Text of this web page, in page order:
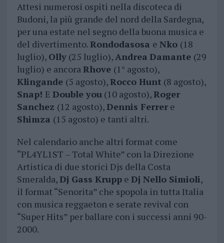
Attesi numerosi ospiti nella discoteca di
Budoni, la più grande del nord della Sardegna,
per una estate nel segno della buona musica e
del divertimento.Rondodasosa e Nko (18
luglio), Olly(25 luglio),Andrea Damante (29
luglio) e ancoraRhove (1° agosto),
Klingande (5 agosto),Rocco Hunt (8 agosto),
Snap! E Double you(10 agosto),Roger
Sanchez (12 agosto),Dennis Ferrere
Shimza (15 agosto) e tanti altri.
Nel calendario anche altri format come
“PL4YL1ST – Total White” con la Direzione
Artistica di due storici Djs della Costa
Smeralda,Dj Gass Kruppe Dj Nello Simioli,
il format “Senorita” che spopola in tutta Italia
con musica reggaeton e serate revival con
“Super Hits” per ballare con i successi anni 90-
2000.